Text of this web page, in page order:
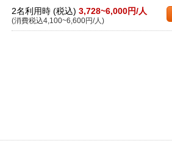
2名利用時 (税込) 3,728~6,000円/人
(消費税込4,100~6,600円/人)